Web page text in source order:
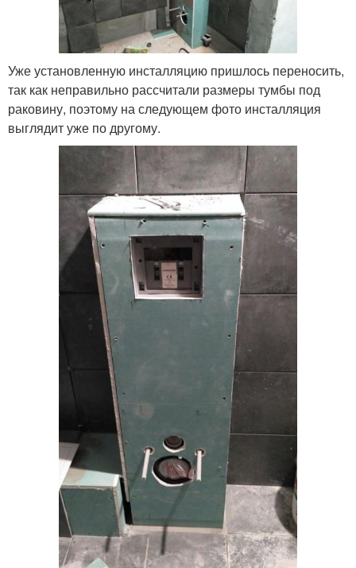
Уже установленную инсталляцию пришлось переносить,
так как неправильно рассчитали размеры тумбы под
раковину, поэтому на следующем фото инсталляция
выглядит уже по другому.